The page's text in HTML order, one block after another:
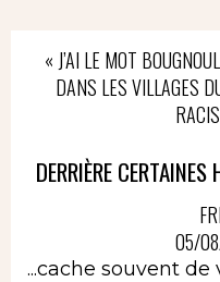
« J’AI LE MOT
DANS LES VILLAGES
DERRIÈRE
05/
...cache souvent de